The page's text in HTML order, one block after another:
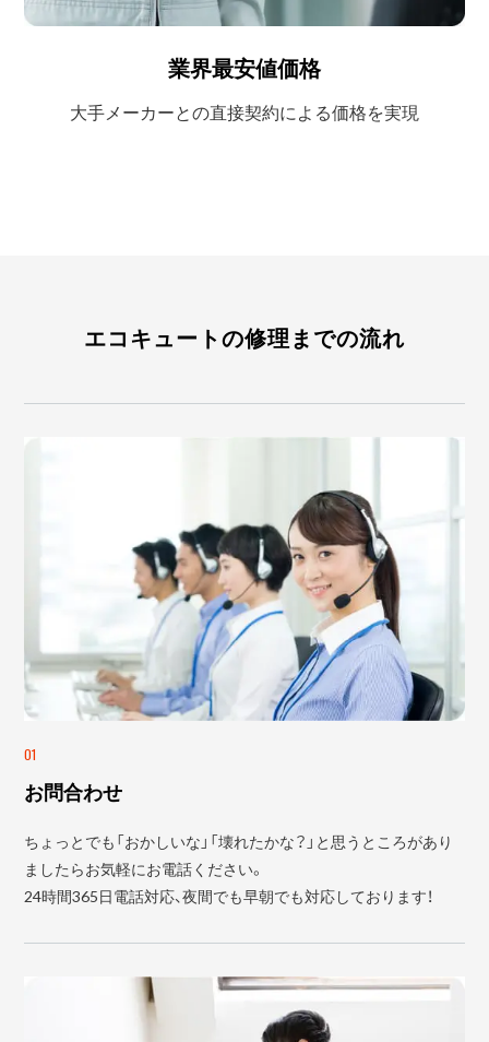
業界最安値価格
大手メーカーとの直接契約による価格を実現
エコキュートの修理までの流れ
01
お問合わせ
ちょっとでも「おかしいな」「壊れたかな？」と思うところがあり
ましたらお気軽にお電話ください。
24時間365日電話対応、夜間でも早朝でも対応しております！